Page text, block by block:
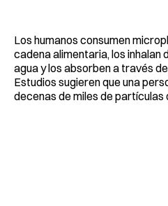
Los humanos consumen
cadena alimentaria, los inhalan
agua y los absorben a través
Estudios sugieren que una
decenas de miles de partículas